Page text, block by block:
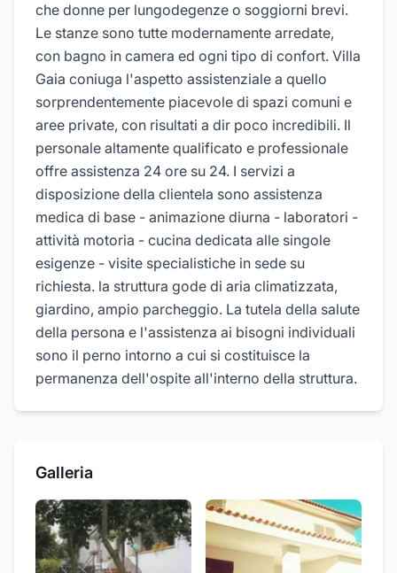
che donne per lungodegenze o soggiorni brevi.
Le stanze sono tutte modernamente arredate,
con bagno in camera ed ogni tipo di confort. Villa
Gaia coniuga l'aspetto assistenziale a quello
sorprendentemente piacevole di spazi comuni e
aree private, con risultati a dir poco incredibili. Il
personale altamente qualificato e professionale
offre assistenza 24 ore su 24. I servizi a
disposizione della clientela sono assistenza
medica di base - animazione diurna - laboratori -
attività motoria - cucina dedicata alle singole
esigenze - visite specialistiche in sede su
richiesta. la struttura gode di aria climatizzata,
giardino, ampio parcheggio. La tutela della salute
della persona e l'assistenza ai bisogni individuali
sono il perno intorno a cui si costituisce la
permanenza dell'ospite all'interno della struttura.
Galleria